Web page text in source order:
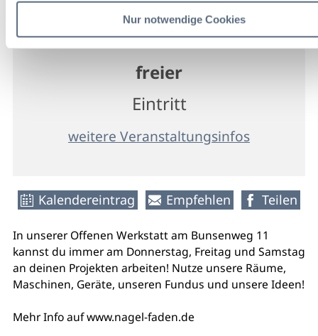
Nur notwendige Cookies
Offene Werkstatt Nagel und
Faden
freier
Eintritt
weitere Veranstaltungsinfos
Kalendereintrag Empfehlen Teilen
In unserer Offenen Werkstatt am Bunsenweg 11
kannst du immer am Donnerstag, Freitag und Samstag
an deinen Projekten arbeiten! Nutze unsere Räume,
Maschinen, Geräte, unseren Fundus und unsere Ideen!
Mehr Info auf www.nagel-faden.de